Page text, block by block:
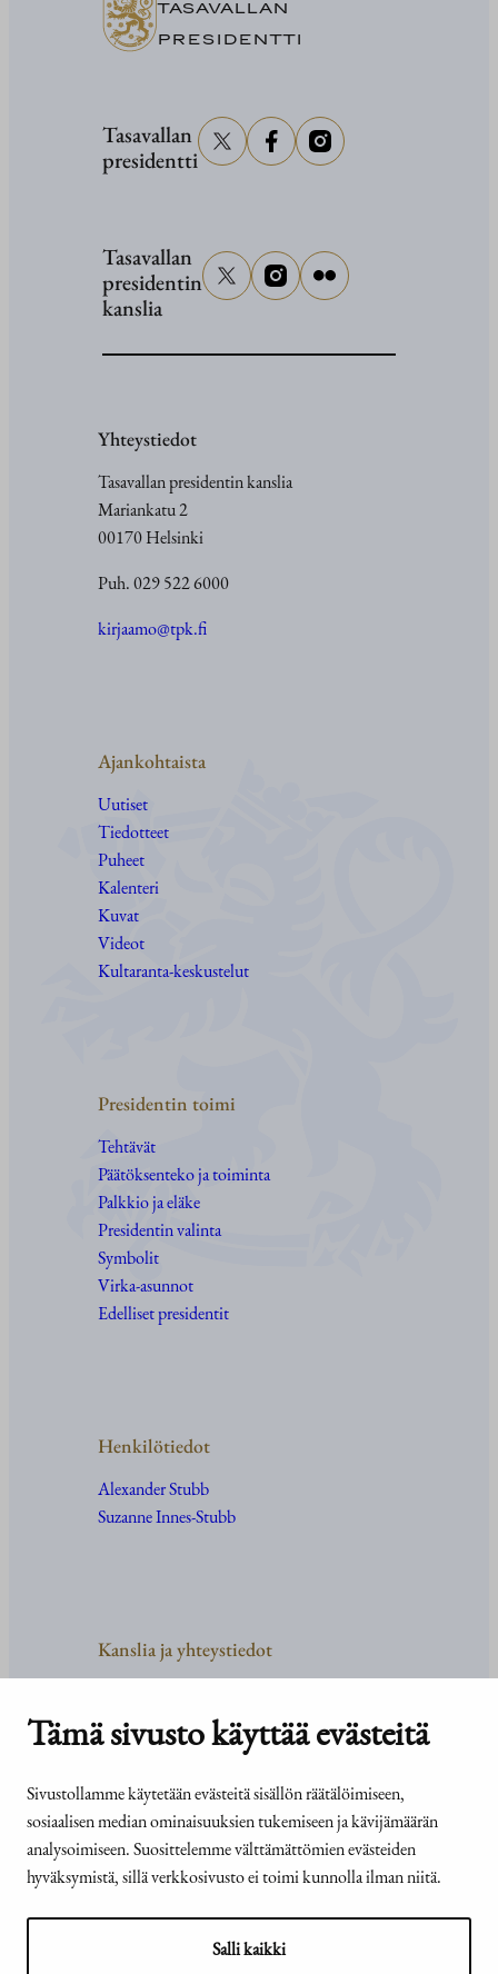
Tämä sivusto käyttää evästeitä
Sivustollamme käytetään evästeitä sisällön räätälöimiseen,
sosiaalisen median ominaisuuksien tukemiseen ja kävijämäärän
analysoimiseen. Suosittelemme välttämättömien evästeiden
hyväksymistä, sillä verkkosivusto ei toimi kunnolla ilman niitä.
Salli kaikki
TASAVALLAN
PRESIDENTTI
Tasavallan
presidentti
Tasavallan
presidentin
kanslia
Yhteystiedot
Tasavallan presidentin kanslia
Mariankatu 2
00170 Helsinki
Puh. 029 522 6000
kirjaamo@tpk.fi
Ajankohtaista
Uutiset
Tiedotteet
Puheet
Kalenteri
Kuvat
Videot
Kultaranta-keskustelut
Presidentin toimi
Tehtävät
Päätöksenteko ja toiminta
Palkkio ja eläke
Presidentin valinta
Symbolit
Virka-asunnot
Edelliset presidentit
Henkilötiedot
Alexander Stubb
Suzanne Innes-Stubb
Kanslia ja yhteystiedot
Tehtävät ja organisaatio
Medialle
© Tasavallan presidentin
kanslia 2026
Presidentti.fi-sivuston
saavutettavuusseloste